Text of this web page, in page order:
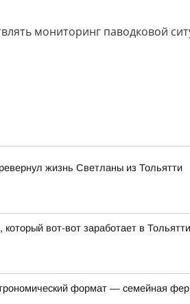
мониторинг паводковой
жизнь Светланы из Тольятти
вот-вот заработает в
формат — семейная